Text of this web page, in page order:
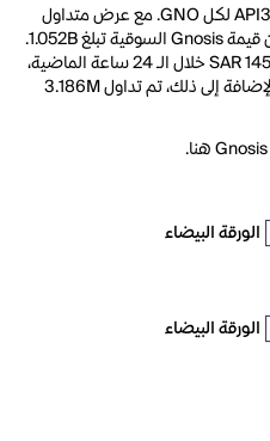
السعر الحالي لـ Gnosis هو API3 545.97 لكل GNO. مع عرض متداول
يبلغ 2.640M GNO، فإن هذا يعني أن قيمة Gnosis السوقية تبلغ 1.052B.
ارتفع حجم تداول Gnosis بمقدار SAR 145.6k خلال الـ 24 ساعة الماضية،
وهو ما يمثل ارتفاع بنسبة 4.57%. بالإضافة إلى ذلك، تم تداول 3.186M
الورقة البيضاء
الورقة البيضاء